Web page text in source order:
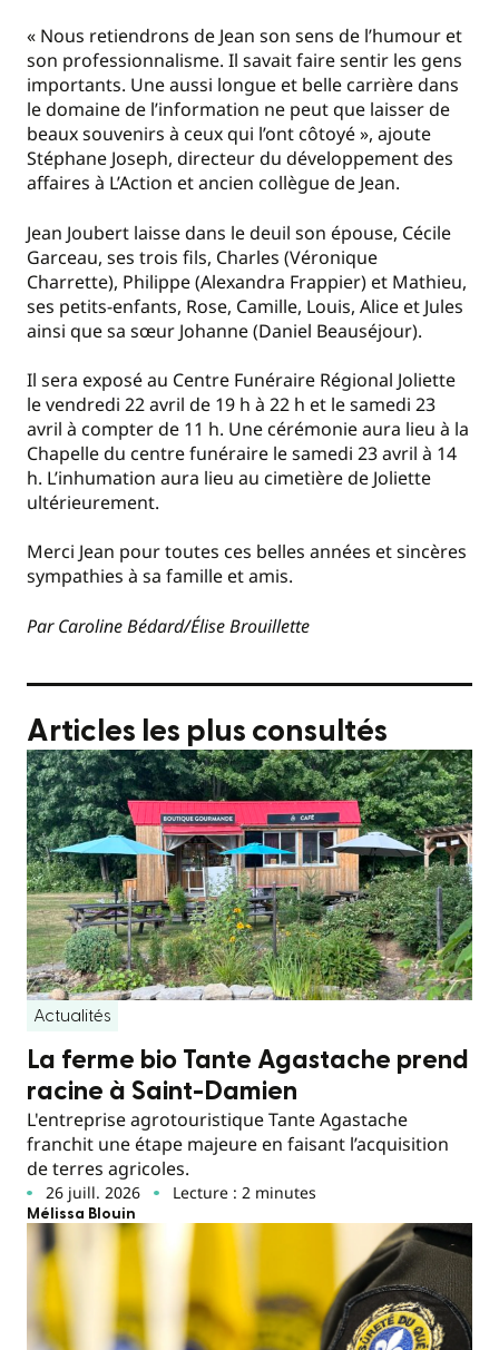
« Nous retiendrons de Jean son sens de l’humour et
son professionnalisme. Il savait faire sentir les gens
importants. Une aussi longue et belle carrière dans
le domaine de l’information ne peut que laisser de
beaux souvenirs à ceux qui l’ont côtoyé », ajoute
Stéphane Joseph, directeur du développement des
affaires à L’Action et ancien collègue de Jean.
Jean Joubert laisse dans le deuil son épouse, Cécile
Garceau, ses trois fils, Charles (Véronique
Charrette), Philippe (Alexandra Frappier) et Mathieu,
ses petits-enfants, Rose, Camille, Louis, Alice et Jules
ainsi que sa sœur Johanne (Daniel Beauséjour).
Il sera exposé au Centre Funéraire Régional Joliette
le vendredi 22 avril de 19 h à 22 h et le samedi 23
avril à compter de 11 h. Une cérémonie aura lieu à la
Chapelle du centre funéraire le samedi 23 avril à 14
h. L’inhumation aura lieu au cimetière de Joliette
ultérieurement.
Merci Jean pour toutes ces belles années et sincères
sympathies à sa famille et amis.
Par Caroline Bédard/Élise Brouillette
Articles les plus consultés
Actualités
La ferme bio Tante Agastache prend
racine à Saint-Damien
L'entreprise agrotouristique Tante Agastache
franchit une étape majeure en faisant l’acquisition
de terres agricoles.
26 juill. 2026 Lecture : 2 minutes
Mélissa Blouin